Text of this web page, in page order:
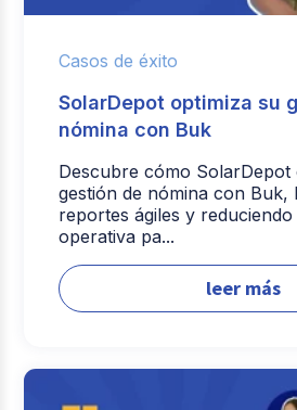
Casos de éxito
SolarDepot optimiza su
nómina con Buk
Descubre cómo SolarDepot
gestión de nómina con Buk,
reportes ágiles y
operativa pa...
leer más